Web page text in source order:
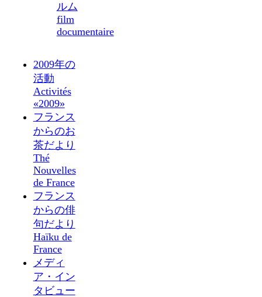
ルム
film
documentaire
2009年の
活動
Activités
«2009»
フランス
からのお
茶だより
Thé
Nouvelles
de France
フランス
からの俳
句だより
Haïku de
France
メディ
ア・イン
タビュー